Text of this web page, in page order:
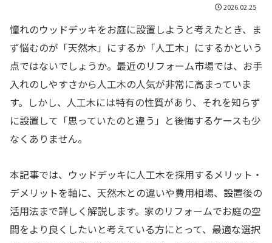
2026.02.25
憧れのウッドデッキをお庭に設置しようと考えたとき、ま
ず悩むのが「天然木」にするか「人工木」にするかという
点ではないでしょうか。最近のリフォーム市場では、お手
入れのしやすさから人工木の人気が非常に高まっていま
す。しかし、人工木には特有の性質があり、それを知らず
に設置して「思っていたのと違う」と後悔するケースも少
なくありません。
本記事では、ウッドデッキに人工木を採用するメリット・
デメリットを軸に、天然木との違いや費用相場、設置後の
活用法まで詳しく解説します。家のリフォームでお庭の空
間をより良くしたいと考えている方にとって、最適な選択